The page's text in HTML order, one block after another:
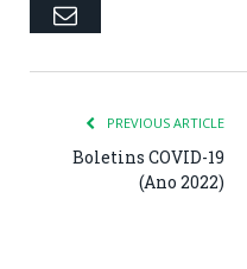
Email
PREVIOUS ARTICLE
Boletins COVID-19
(Ano 2022)